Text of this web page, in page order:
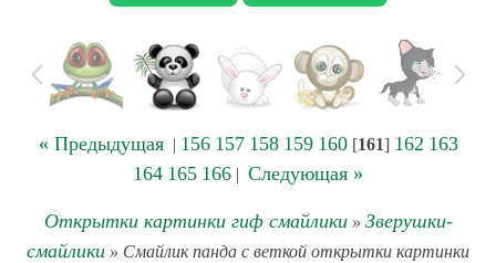
« Предыдущая| 156 157 158 159 160[161] 162 163
164 165 166 | Следующая »
Открытки картинки гиф смайлики» Зверушки-
смайлики » Смайлик панда с веткой открытки картинки